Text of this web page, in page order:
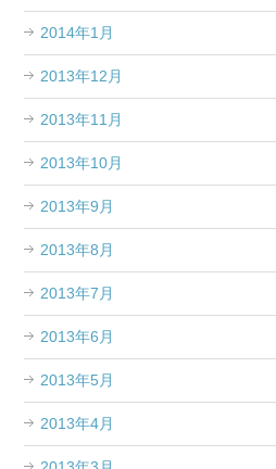
2014年1月
2013年12月
2013年11月
2013年10月
2013年9月
2013年8月
2013年7月
2013年6月
2013年5月
2013年4月